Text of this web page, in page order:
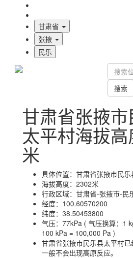
甘肃省
张掖
民乐
搜索
甘肃省张掖
太平村海拔
米
具体位置： 甘肃省张掖市民乐
海拔高度： 2302米
行政区域： 甘肃省-张掖市-民
经度： 100.60570200
纬度： 38.50453800
气压： 77kPa ( 气压换算：1
100 kPa = 100,000 Pa )
甘肃省张掖市民乐县太平村
一般不会出现高原反应。